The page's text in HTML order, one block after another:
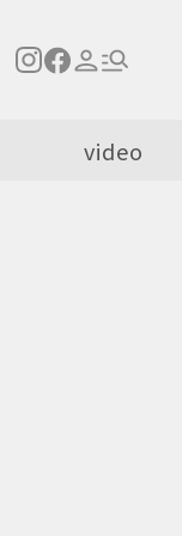
video